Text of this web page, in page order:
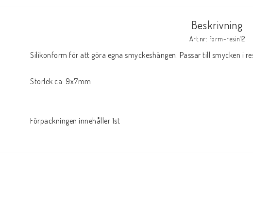
Beskrivning
Art.nr: form-resin12
Silikonform för att göra egna smyckeshängen. Passar till smycken i
Storlek ca  9x7mm
Förpackningen innehåller 1st